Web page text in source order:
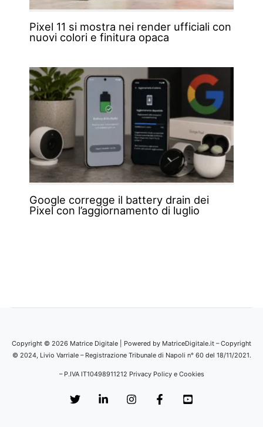
Pixel 11 si mostra nei render ufficiali con
nuovi colori e finitura opaca
Google corregge il battery drain dei
Pixel con l’aggiornamento di luglio
Copyright © 2026 Matrice Digitale | Powered by MatriceDigitale.it – Copyright
© 2024, Livio Varriale – Registrazione Tribunale di Napoli n° 60 del 18/11/2021.
– P.IVA IT10498911212 Privacy Policy e Cookies